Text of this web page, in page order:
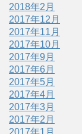
2018年2月
2017年12月
2017年11月
2017年10月
2017年9月
2017年6月
2017年5月
2017年4月
2017年3月
2017年2月
2017年1月